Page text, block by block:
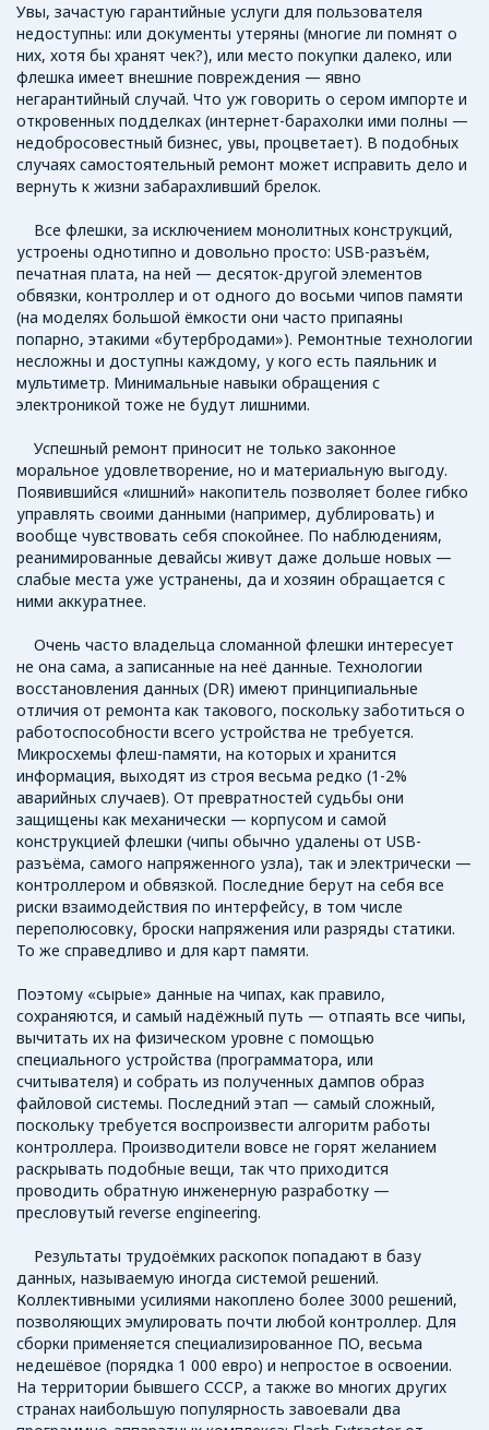
Увы, зачастую гарантийные услуги для пользователя
недоступны: или документы утеряны (многие ли помнят о
них, хотя бы хранят чек?), или место покупки далеко, или
флешка имеет внешние повреждения — явно
негарантийный случай. Что уж говорить о сером импорте и
откровенных подделках (интернет-барахолки ими полны —
недобросовестный бизнес, увы, процветает). В подобных
случаях самостоятельный ремонт может исправить дело и
вернуть к жизни забарахливший брелок.
Все флешки, за исключением монолитных конструкций,
устроены однотипно и довольно просто: USB-разъём,
печатная плата, на ней — десяток-другой элементов
обвязки, контроллер и от одного до восьми чипов памяти
(на моделях большой ёмкости они часто припаяны
попарно, этакими «бутербродами»). Ремонтные технологии
несложны и доступны каждому, у кого есть паяльник и
мультиметр. Минимальные навыки обращения с
электроникой тоже не будут лишними.
Успешный ремонт приносит не только законное
моральное удовлетворение, но и материальную выгоду.
Появившийся «лишний» накопитель позволяет более гибко
управлять своими данными (например, дублировать) и
вообще чувствовать себя спокойнее. По наблюдениям,
реанимированные девайсы живут даже дольше новых —
слабые места уже устранены, да и хозяин обращается с
ними аккуратнее.
Очень часто владельца сломанной флешки интересует
не она сама, а записанные на неё данные. Технологии
восстановления данных (DR) имеют принципиальные
отличия от ремонта как такового, поскольку заботиться о
работоспособности всего устройства не требуется.
Микросхемы флеш-памяти, на которых и хранится
информация, выходят из строя весьма редко (1-2%
аварийных случаев). От превратностей судьбы они
защищены как механически — корпусом и самой
конструкцией флешки (чипы обычно удалены от USB-
разъёма, самого напряженного узла), так и электрически —
контроллером и обвязкой. Последние берут на себя все
риски взаимодействия по интерфейсу, в том числе
переполюсовку, броски напряжения или разряды статики.
То же справедливо и для карт памяти.
Поэтому «сырые» данные на чипах, как правило,
сохраняются, и самый надёжный путь — отпаять все чипы,
вычитать их на физическом уровне с помощью
специального устройства (программатора, или
считывателя) и собрать из полученных дампов образ
файловой системы. Последний этап — самый сложный,
поскольку требуется воспроизвести алгоритм работы
контроллера. Производители вовсе не горят желанием
раскрывать подобные вещи, так что приходится
проводить обратную инженерную разработку —
пресловутый reverse engineering.
Результаты трудоёмких раскопок попадают в базу
данных, называемую иногда системой решений.
Коллективными усилиями накоплено более 3000 решений,
позволяющих эмулировать почти любой контроллер. Для
сборки применяется специализированное ПО, весьма
недешёвое (порядка 1 000 евро) и непростое в освоении.
На территории бывшего СССР, а также во многих других
странах наибольшую популярность завоевали два